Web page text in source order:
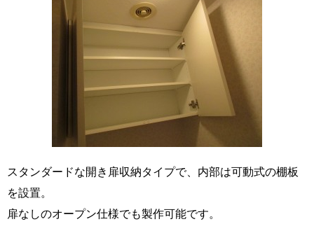
スタンダードな開き扉収納タイプで、内部は可動式の棚板
を設置。
扉なしのオープン仕様でも製作可能です。